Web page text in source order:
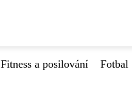
Fitness a posilování Fotbal